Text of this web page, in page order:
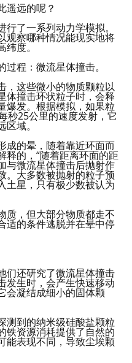
遥远的呢？
了一系列动力学模拟。
观察哪种情况能现实地将
纬度。
程：微流星体撞击。
，这些微小的物质颗粒以
体撞击环状粒子时，会释
爆发。根据模拟，如果粒
秒25公里的速度发射，它
区域。
成的晕，随着靠近环面而
释的，“随着距离环面的距
与微流星体撞击后抛射作
。大多数被抛射的粒子预
土星，只有极少数被认为
质，但大部分物质都走不
适的条件逃脱并在晕中停
们还研究了微流星体撞击
发生时，会产生快速移动
会凝结成细小的固体颗
测到的纳米级硅酸盐颗粒
铁资源消耗提供了自然的
能表现不同，导致尘埃颗